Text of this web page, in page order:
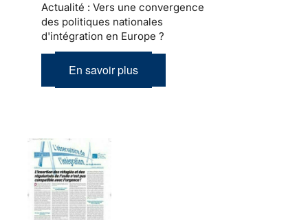
Actualité : Vers une convergence
des politiques nationales
d'intégration en Europe ?
En savoir plus